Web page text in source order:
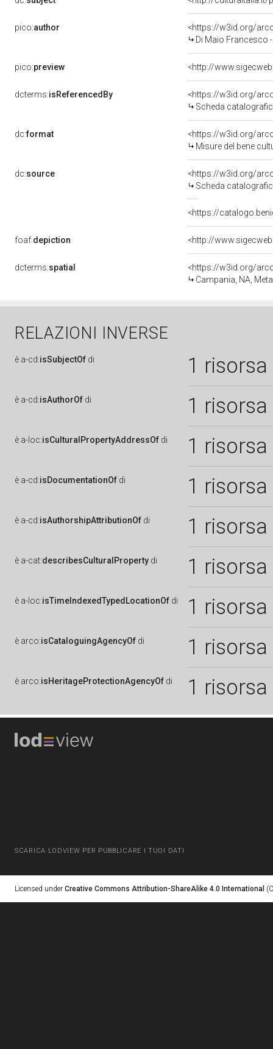
pico:author
<https://w3id.org/
Di Maio Francesco
pico:preview <http://
dcterms:isReferencedBy
<https://w3id.org/
Scheda
dc:format
<https://w3id.org/
Misure del bene
dc:source
<https://w3id.org/
Scheda
<https://
foaf:depiction <http://
dcterms:spatial
<https://w3id.org/
Campania, NA, Meta
RELAZIONI INVERSE
è a-cd:isSubjectOf di 1 risorsa
è a-cd:isAuthorOf di 1 risorsa
è a-loc:isCulturalPropertyAddressOf di 1 risorsa
è a-cd:isDocumentationOf di 1 risorsa
è a-cd:isAuthorshipAttributionOf di 1 risorsa
è a-cat:describesCulturalProperty di 1 risorsa
è a-loc:isTimeIndexedTypedLocationOf di 1 risorsa
è arco:isCataloguingAgencyOf di 1 risorsa
è arco:isHeritageProtectionAgencyOf di 1 risorsa
SCARICA LODVIEW PER PUBBLICARE I TUOI DATI
Licensed under Creative Commons Attribution-ShareAlike 4.0 International